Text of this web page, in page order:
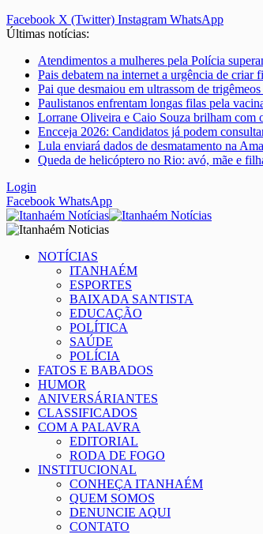
Facebook X (Twitter) Instagram WhatsApp
Últimas notícias:
Atendimentos a mulheres pela Polícia
Pais debatem na internet a urgência de criar
Pai que desmaiou em ultrassom de
Paulistanos enfrentam longas filas pela
Lorrane Oliveira e Caio Souza brilham com
Encceja 2026: Candidatos já podem
Lula enviará dados de desmatamento na
Queda de helicóptero no Rio: avó, mãe e
Login
Facebook WhatsApp
NOTÍCIAS
ITANHAÉM
ESPORTES
BAIXADA SANTISTA
EDUCAÇÃO
POLÍTICA
SAÚDE
POLÍCIA
FATOS E BABADOS
HUMOR
ANIVERSÁRIANTES
CLASSIFICADOS
COM A PALAVRA
EDITORIAL
RODA DE FOGO
INSTITUCIONAL
CONHEÇA ITANHAÉM
QUEM SOMOS
DENUNCIE AQUI
CONTATO